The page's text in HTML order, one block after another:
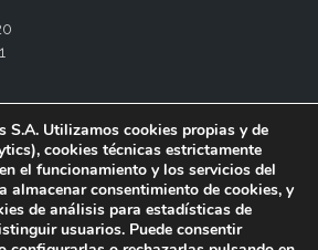
S.A. Utilizamos cookies propias y de
cookies técnicas estrictamente
el funcionamiento y los servicios del
almacenar consentimiento de cookies, y
de análisis para estadísticas de
usuarios. Puede consentir